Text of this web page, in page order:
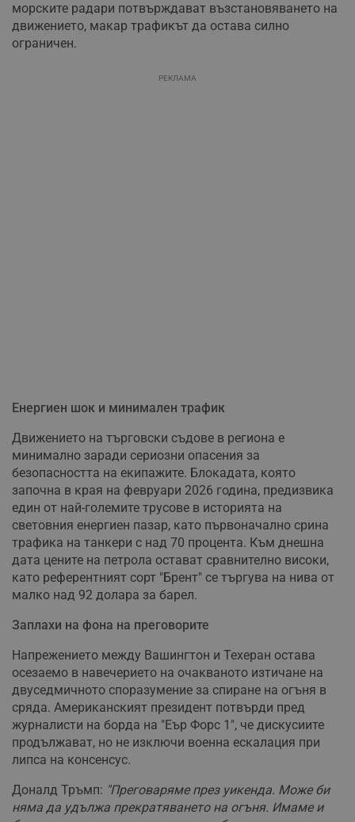
морските радари потвърждават възстановяването на
движението, макар трафикът да остава силно
ограничен.
РЕКЛАМА
Енергиен шок и минимален трафик
Движението на търговски съдове в региона е
минимално заради сериозни опасения за
безопасността на екипажите. Блокадата, която
започна в края на февруари 2026 година, предизвика
един от най-големите трусове в историята на
световния енергиен пазар, като първоначално срина
трафика на танкери с над 70 процента. Към днешна
дата цените на петрола остават сравнително високи,
като референтният сорт "Брент" се търгува на нива от
малко над 92 долара за барел.
Заплахи на фона на преговорите
Напрежението между Вашингтон и Техеран остава
осезаемо в навечерието на очакваното изтичане на
двуседмичното споразумение за спиране на огъня в
сряда. Американският президент потвърди пред
журналисти на борда на "Еър Форс 1", че дискусиите
продължават, но не изключи военна ескалация при
липса на консенсус.
Доналд Тръмп: "Преговаряме през уикенда. Може би
няма да удължа прекратяването на огъня. Имаме и